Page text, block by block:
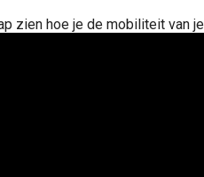
zien hoe je de mobiliteit van